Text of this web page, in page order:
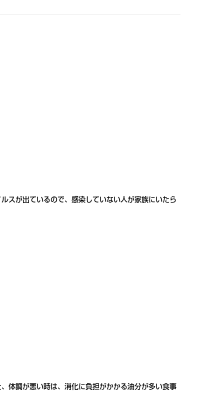
スが出ているので、感染していない人が家族にいたら
体調が悪い時は、消化に負担がかかる油分が多い食事